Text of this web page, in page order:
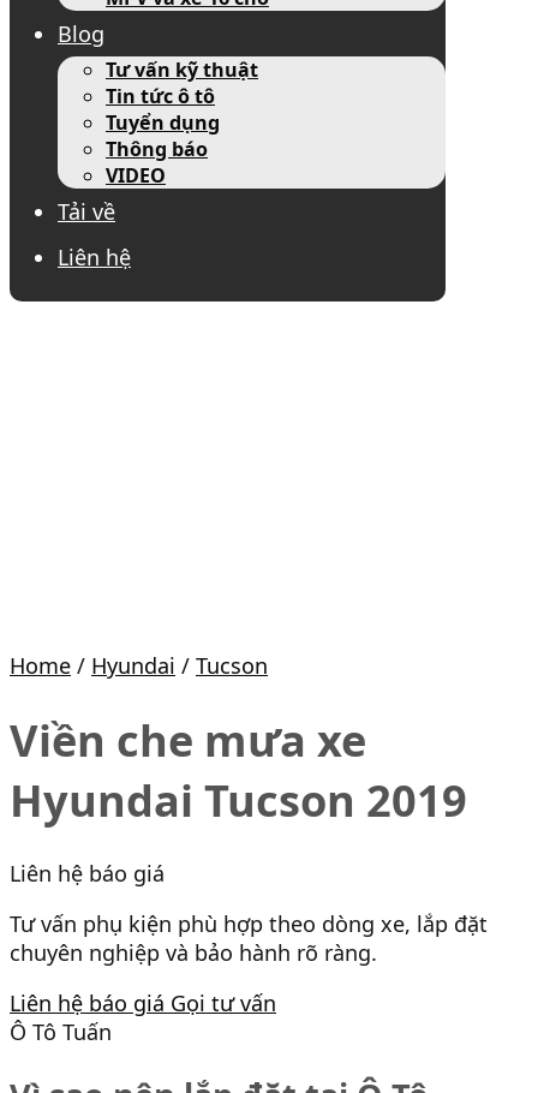
Blog
Tư vấn kỹ thuật
Tin tức ô tô
Tuyển dụng
Thông báo
VIDEO
Tải về
Liên hệ
Home / Hyundai / Tucson
Viền che mưa xe
Hyundai Tucson 2019
Liên hệ báo giá
Tư vấn phụ kiện phù hợp theo dòng xe, lắp đặt
chuyên nghiệp và bảo hành rõ ràng.
Liên hệ báo giá Gọi tư vấn
Ô Tô Tuấn